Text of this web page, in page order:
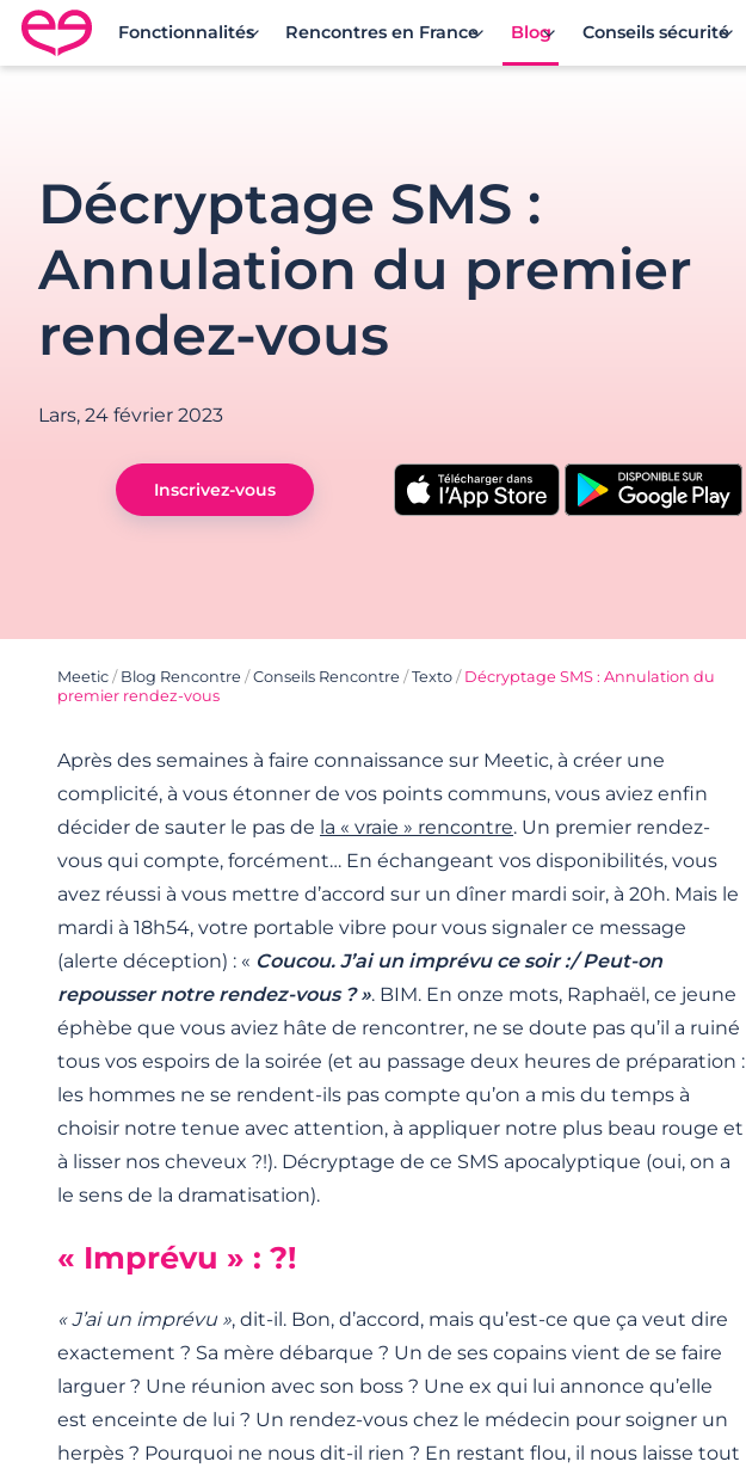
Rencontre en France avec Meetic
Fonctionnalités Rencontres en France Blog Conseils sécurité
Décryptage SMS :
Annulation du premier
rendez-vous
Lars, 24 février 2023
Inscrivez-vous
Meetic / Blog Rencontre /Conseils Rencontre /Texto / Décryptage SMS : Annulation du
premier rendez-vous
Après des semaines à faire connaissance sur Meetic, à créer une
complicité, à vous étonner de vos points communs, vous aviez enfin
décider de sauter le pas de la « vraie » rencontre. Un premier rendez-
vous qui compte, forcément… En échangeant vos disponibilités, vous
avez réussi à vous mettre d’accord sur un dîner mardi soir, à 20h. Mais le
mardi à 18h54, votre portable vibre pour vous signaler ce message
(alerte déception) : « Coucou. J’ai un imprévu ce soir :/ Peut-on
repousser notre rendez-vous ? ». BIM. En onze mots, Raphaël, ce jeune
éphèbe que vous aviez hâte de rencontrer, ne se doute pas qu’il a ruiné
tous vos espoirs de la soirée (et au passage deux heures de préparation :
les hommes ne se rendent-ils pas compte qu’on a mis du temps à
choisir notre tenue avec attention, à appliquer notre plus beau rouge et
à lisser nos cheveux ?!). Décryptage de ce SMS apocalyptique (oui, on a
le sens de la dramatisation).
« Imprévu » : ?!
« J’ai un imprévu », dit-il. Bon, d’accord, mais qu’est-ce que ça veut dire
exactement ? Sa mère débarque ? Un de ses copains vient de se faire
larguer ? Une réunion avec son boss ? Une ex qui lui annonce qu’elle
est enceinte de lui ? Un rendez-vous chez le médecin pour soigner un
herpès ? Pourquoi ne nous dit-il rien ? En restant flou, il nous laisse tout